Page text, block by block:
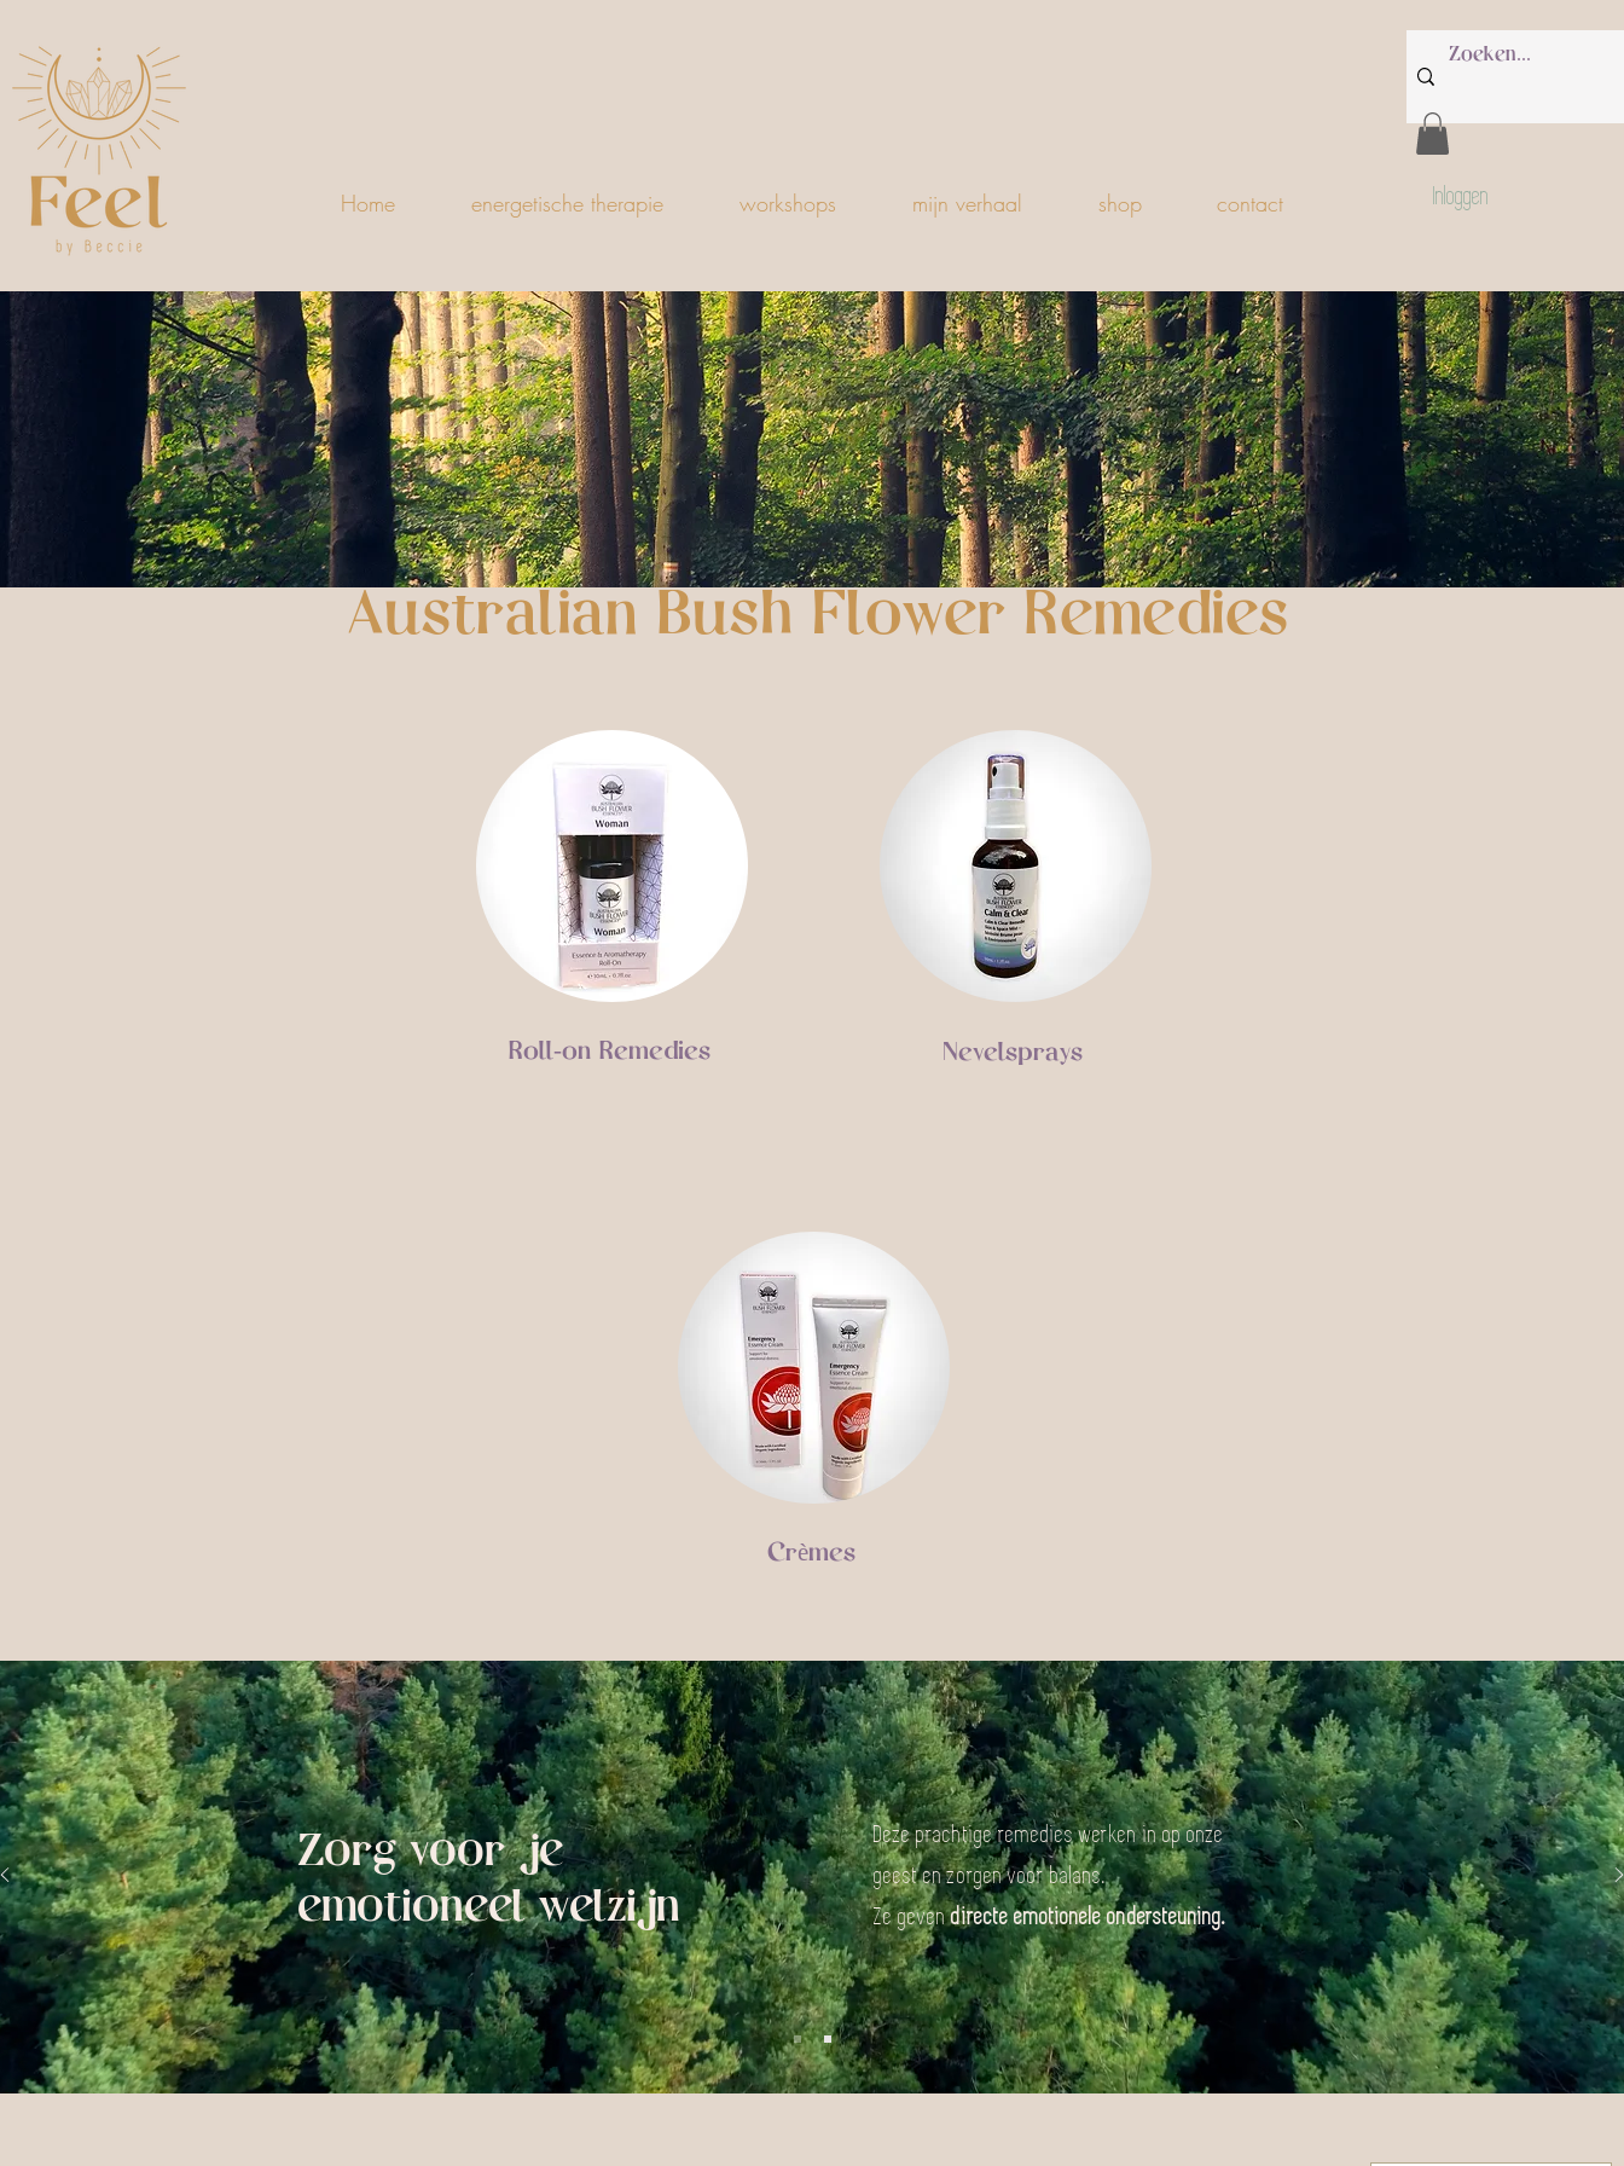
Home energetische therapie workshops mijn verhaal shop contact Inloggen
Australian Bush Flower Remedies
Roll-on Remedies Nevelsprays
Crèmes
Zorg voor je
emotioneel welzijn
Deze prachtige remedies werken in op onze
geest en zorgen voor balans.
Ze gevendirecte emotionele ondersteuning.